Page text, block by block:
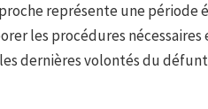
représente une
les procédures
dernières volontés du